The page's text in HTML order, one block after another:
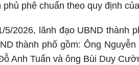
phê chuẩn theo quy định
5/2026, lãnh đạo UBND thành
thành phố gồm: Ông
Anh Tuấn và ông Bùi Duy